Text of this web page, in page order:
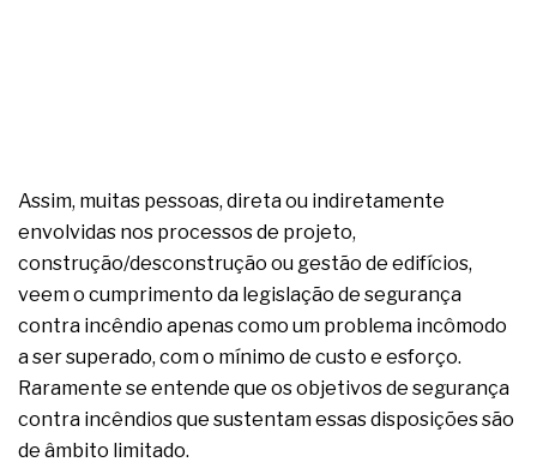
Assim, muitas pessoas, direta ou indiretamente
envolvidas nos processos de projeto,
construção/desconstrução ou gestão de edifícios,
veem o cumprimento da legislação de segurança
contra incêndio apenas como um problema incômodo
a ser superado, com o mínimo de custo e esforço.
Raramente se entende que os objetivos de segurança
contra incêndios que sustentam essas disposições são
de âmbito limitado.